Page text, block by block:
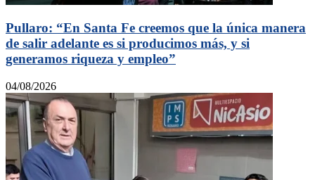
Pullaro: “En Santa Fe creemos que la única manera
de salir adelante es si producimos más, y si
generamos riqueza y empleo”
04/08/2026